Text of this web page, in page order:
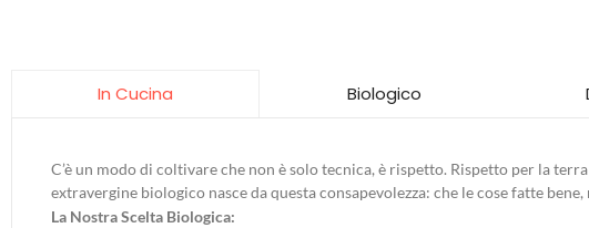
In Cucina Biologico
C’è un modo di coltivare che non è solo tecnica, è rispetto. Rispetto per la
extravergine biologico nasce da questa consapevolezza: che le cose fatte
La Nostra Scelta Biologica: